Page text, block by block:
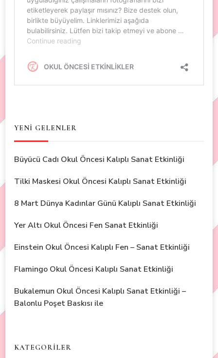
YENİ GELENLER
Büyücü Cadı Okul Öncesi Kalıplı Sanat Etkinliği
Tilki Maskesi Okul Öncesi Kalıplı Sanat Etkinliği
8 Mart Dünya Kadınlar Günü Kalıplı Sanat Etkinliği
Yer Altı Okul Öncesi Fen Sanat Etkinliği
Einstein Okul Öncesi Kalıplı Fen – Sanat Etkinliği
Flamingo Okul Öncesi Kalıplı Sanat Etkinliği
Bukalemun Okul Öncesi Kalıplı Sanat Etkinliği –
Balonlu Poşet Baskısı ile
KATEGORİLER